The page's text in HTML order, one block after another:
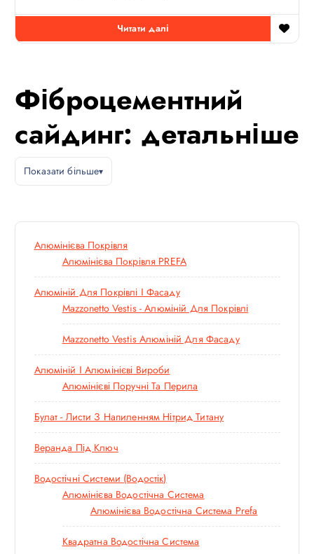
Читати далі
Фіброцементний
сайдинг: детальніше
Показати більше
Алюмінієва Покрівля
Алюмінієва Покрівля PREFA
Алюміній Для Покрівлі І Фасаду
Mazzonetto Vestis - Алюміній Для Покрівлі
Mazzonetto Vestis Алюміній Для Фасаду
Алюміній І Алюмінієві Вироби
Алюмінієві Поручні Та Перила
Булат - Листи З Напиленням Нітрид Титану
Веранда Під Ключ
Водостічні Системи (водостік)
Алюмінієва Водостічна Система
Алюмінієва Водостічна Система Prefa
Квадратна Водостічна Система